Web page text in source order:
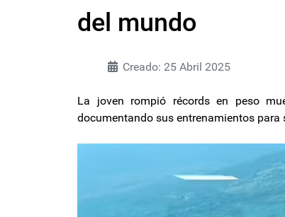
del mundo
Creado: 25 Abril 2025
La joven rompió récords en peso
documentando sus entrenamientos para